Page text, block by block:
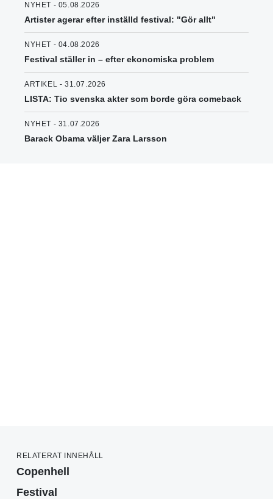
NYHET - 05.08.2026
Artister agerar efter inställd festival: "Gör allt"
NYHET - 04.08.2026
Festival ställer in – efter ekonomiska problem
ARTIKEL - 31.07.2026
LISTA: Tio svenska akter som borde göra comeback
NYHET - 31.07.2026
Barack Obama väljer Zara Larsson
RELATERAT INNEHÅLL
Copenhell
Festival